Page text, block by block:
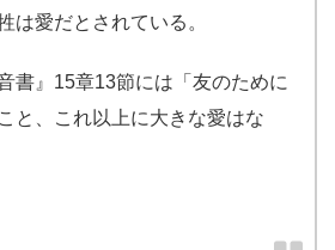
は愛だとされている。
書』15章13節には「友のために
と、これ以上に大きな愛はな